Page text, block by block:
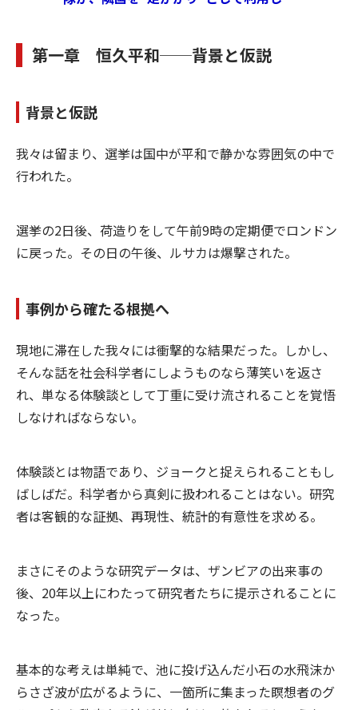
第一章 恒久平和──背景と仮説
背景と仮説
我々は留まり、選挙は国中が平和で静かな雰囲気の中で
行われた。
選挙の2日後、荷造りをして午前9時の定期便でロンドン
に戻った。その日の午後、ルサカは爆撃された。
事例から確たる根拠へ
現地に滞在した我々には衝撃的な結果だった。しかし、
そんな話を社会科学者にしようものなら薄笑いを返さ
れ、単なる体験談として丁重に受け流されることを覚悟
しなければならない。
体験談とは物語であり、ジョークと捉えられることもし
ばしばだ。科学者から真剣に扱われることはない。研究
者は客観的な証拠、再現性、統計的有意性を求める。
まさにそのような研究データは、ザンビアの出来事の
後、20年以上にわたって研究者たちに提示されることに
なった。
基本的な考えは単純で、池に投げ込んだ小石の水飛沫か
らさざ波が広がるように、一箇所に集まった瞑想者のグ